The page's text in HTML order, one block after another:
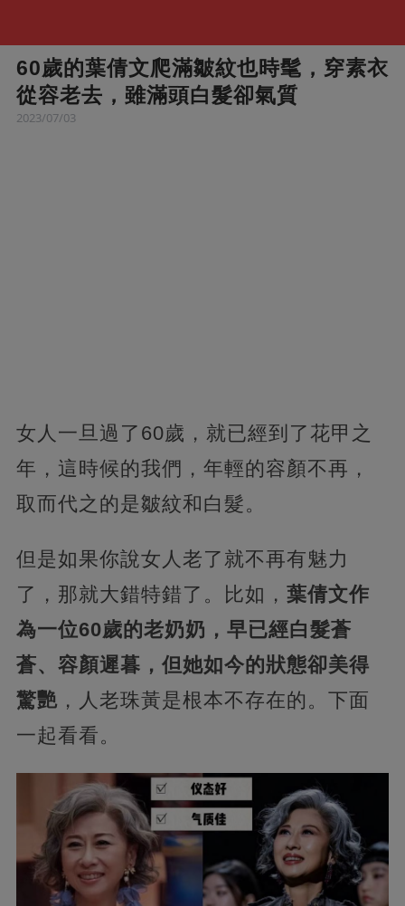
60歲的葉倩文爬滿皺紋也時髦，穿素衣
從容老去，雖滿頭白髮卻氣質
2023/07/03
女人一旦過了60歲，就已經到了花甲之
年，這時候的我們，年輕的容顏不再，
取而代之的是皺紋和白髮。
但是如果你說女人老了就不再有魅力
了，那就大錯特錯了。比如， 葉倩文作
為一位60歲的老奶奶，早已經白髮蒼
蒼、容顏遲暮，但她如今的狀態卻美得
驚艷，人老珠黃是根本不存在的。下面
一起看看。